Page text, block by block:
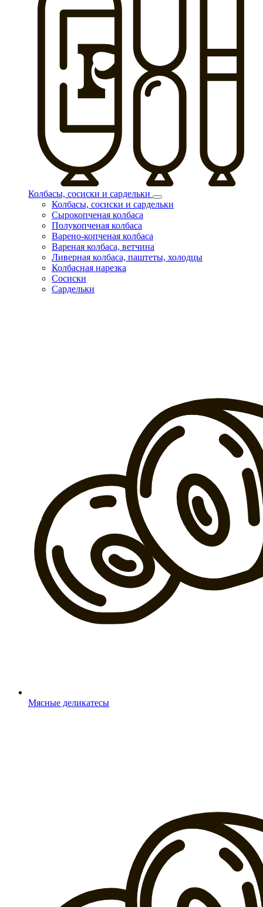
Колбасы, сосиски и сардельки
Колбасы, сосиски и сардельки
Сырокопченая колбаса
Полукопченая колбаса
Варено-копченая колбаса
Вареная колбаса, ветчина
Ливерная колбаса, паштеты, холодцы
Колбасная нарезка
Сосиски
Сардельки
Мясные деликатесы